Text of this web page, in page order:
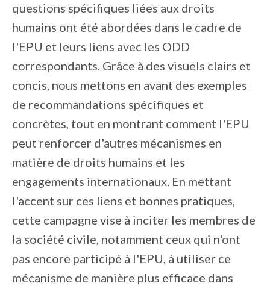
questions spécifiques liées aux droits
humains ont été abordées dans le cadre de
l'EPU et leurs liens avec les ODD
correspondants. Grâce à des visuels clairs et
concis, nous mettons en avant des exemples
de recommandations spécifiques et
concrètes, tout en montrant comment l'EPU
peut renforcer d'autres mécanismes en
matière de droits humains et les
engagements internationaux. En mettant
l'accent sur ces liens et bonnes pratiques,
cette campagne vise à inciter les membres de
la société civile, notamment ceux qui n'ont
pas encore participé à l'EPU, à utiliser ce
mécanisme de manière plus efficace dans